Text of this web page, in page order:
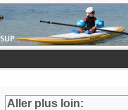
Aller plus loin: